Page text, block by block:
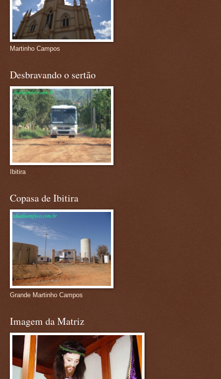
Martinho Campos
Desbravando o sertão
Ibitira
Copasa de Ibitira
Grande Martinho Campos
Imagem da Matriz